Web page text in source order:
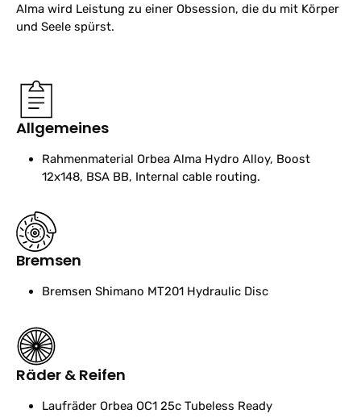
Alma wird Leistung zu einer Obsession, die du mit Körper
und Seele spürst.
Allgemeines
Rahmenmaterial Orbea Alma Hydro Alloy, Boost
12x148, BSA BB, Internal cable routing.
Bremsen
Bremsen Shimano MT201 Hydraulic Disc
Räder & Reifen
Laufräder Orbea OC1 25c Tubeless Ready